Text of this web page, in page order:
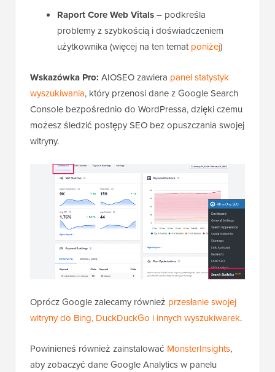
Raport Core Web Vitals– podkreśla
problemy z szybkością i doświadczeniem
użytkownika (więcej na ten tematponiżej)
Wskazówka Pro: AIOSEO zawiera panel statystyk
wyszukiwania, który przenosi dane z Google Search
Console bezpośrednio do WordPressa, dzięki czemu
możesz śledzić postępy SEO bez opuszczania swojej
witryny.
Oprócz Google zalecamy również przesłanie swojej
witryny do Bing, DuckDuckGo i innych wyszukiwarek.
Powinieneś również zainstalować MonsterInsights,
aby zobaczyć dane Google Analytics w panelu